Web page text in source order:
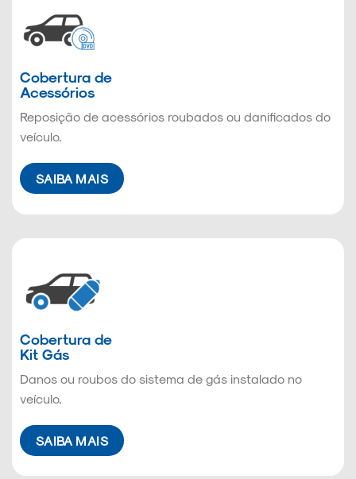
Cobertura de
Acessórios
Reposição de acessórios roubados ou danificados do
veículo.
SAIBA MAIS
Cobertura de
Kit Gás
Danos ou roubos do sistema de gás instalado no
veículo.
SAIBA MAIS